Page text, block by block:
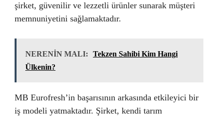
şirket, güvenilir ve lezzetli ürünler sunarak müşteri
memnuniyetini sağlamaktadır.
NERENİN MALI:
Tekzen Sahibi Kim Hangi
Ülkenin?
MB Eurofresh’in başarısının arkasında etkileyici bir
iş modeli yatmaktadır. Şirket, kendi tarım